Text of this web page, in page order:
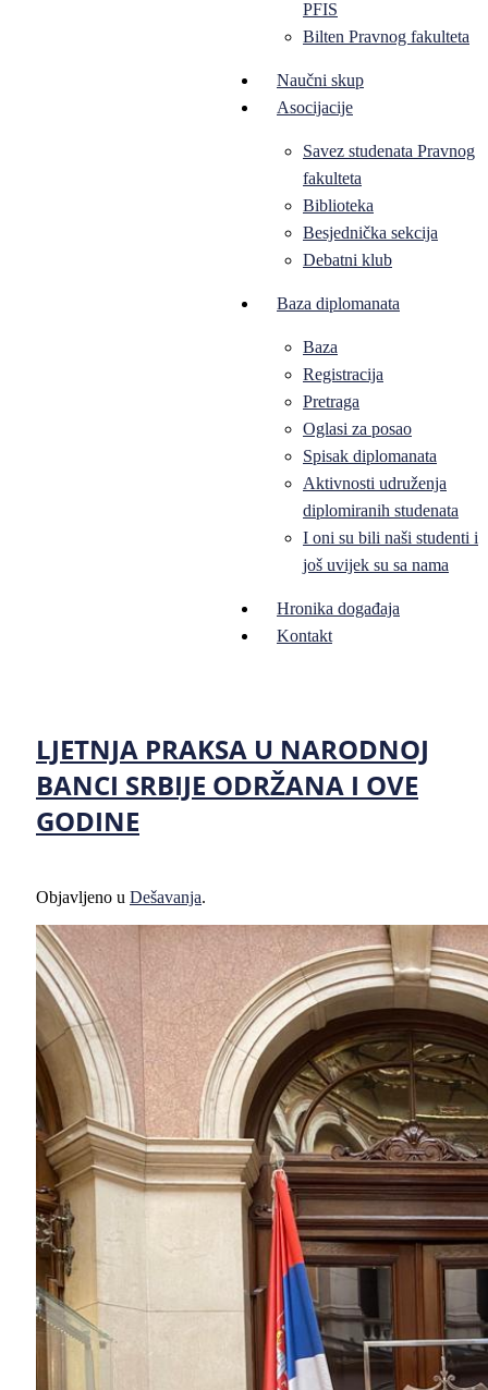
PFIS
Bilten Pravnog fakulteta
Naučni skup
Asocijacije
Savez studenata Pravnog
fakulteta
Biblioteka
Besjednička sekcija
Debatni klub
Baza diplomanata
Baza
Registracija
Pretraga
Oglasi za posao
Spisak diplomanata
Aktivnosti udruženja
diplomiranih studenata
I oni su bili naši studenti i
još uvijek su sa nama
Hronika događaja
Kontakt
LJETNJA PRAKSA U NARODNOJ
BANCI SRBIJE ODRŽANA I OVE
GODINE
Objavljeno u Dešavanja.